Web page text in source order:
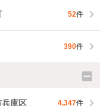
52件
390件
庫区 4,347件